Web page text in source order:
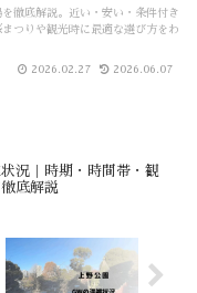
徹底解説。近い・安い・条件付き
つりや観光時に最適な選び方をわ
2026.02.27 2026.06.07
状況｜時期・時間帯・観
底解説